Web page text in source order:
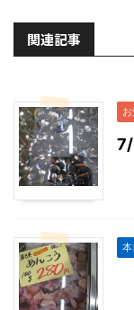
関連記事
7/
本